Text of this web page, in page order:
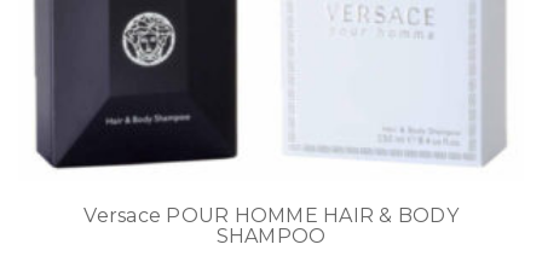
Versace POUR HOMME HAIR & BODY
SHAMPOO